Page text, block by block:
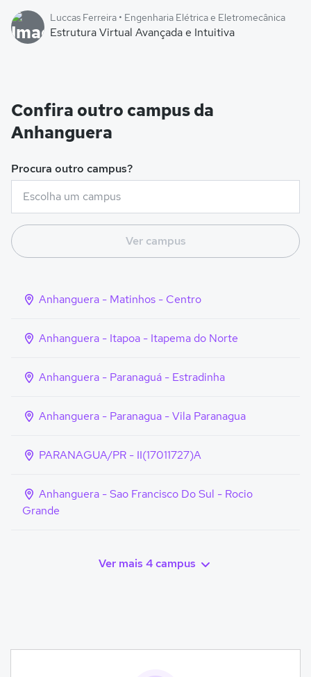
Luccas Ferreira • Engenharia Elétrica e Eletromecânica
Estrutura Virtual Avançada e Intuitiva
Confira outro campus da
Anhanguera
Procura outro campus?
Ver campus
Anhanguera - Matinhos - Centro
Anhanguera - Itapoa - Itapema do Norte
Anhanguera - Paranaguá - Estradinha
Anhanguera - Paranagua - Vila Paranagua
PARANAGUA/PR - II(17011727)A
Anhanguera - Sao Francisco Do Sul - Rocio
Grande
Ver mais 4 campus